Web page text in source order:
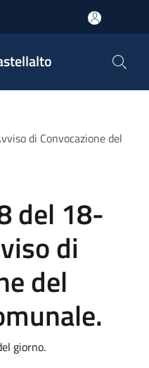
di Convocazione del
del 18-
di
del
giorno.